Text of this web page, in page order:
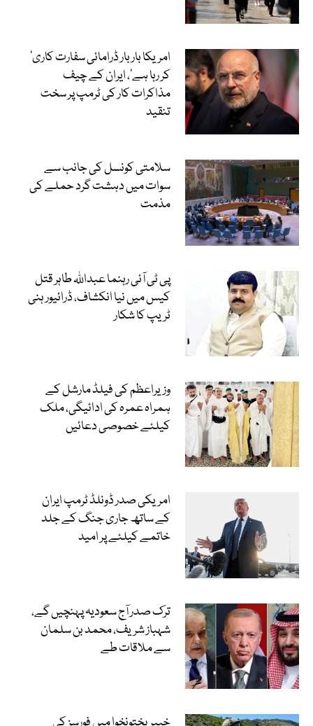
’امریکا بار بار ڈرامائی سفارت کاری
کر رہا ہے‘، ایران کے چیف
مذاکرات کار کی ٹرمپ پر سخت
تنقید
سلامتی کونسل کی جانب سے
سوات میں دہشت گرد حملے کی
مذمت
پی ٹی آئی رہنما عبداللہ طاہر قتل
کیس میں نیا انکشاف، ڈرائیور ہنی
ٹریپ کا شکار
وزیراعظم کی فیلڈ مارشل کے
ہمراہ عمرہ کی ادائیگی، ملک
کیلئے خصوصی دعائیں
امریکی صدر ڈونلڈ ٹرمپ ایران
کے ساتھ جاری جنگ کے جلد
خاتمے کیلئے پر امید
ترک صدر آج سعودیہ پہنچیں گے،
شہباز شریف، محمد بن سلمان
سے ملاقات طے